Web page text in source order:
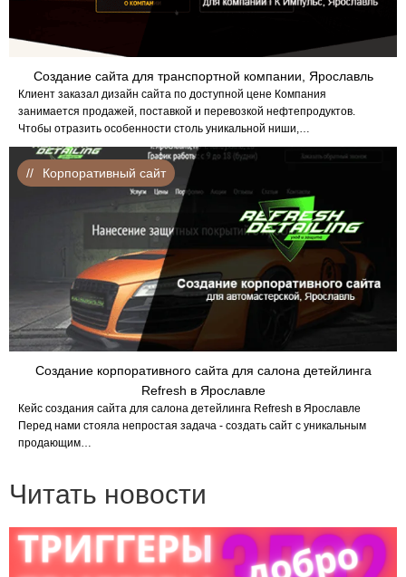
Создание сайта для транспортной компании, Ярославль
Клиент заказал дизайн сайта по доступной цене Компания
занимается продажей, поставкой и перевозкой нефтепродуктов.
Чтобы отразить особенности столь уникальной ниши,…
Создание корпоративного сайта для салона детейлинга
Refresh в Ярославле
Кейс создания сайта для салона детейлинга Refresh в Ярославле
Перед нами стояла непростая задача - создать сайт с уникальным
продающим…
Корпоративный сайт
Читать новости